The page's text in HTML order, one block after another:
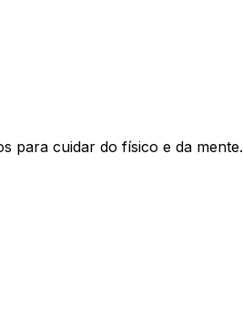
para cuidar do físico e da mente.